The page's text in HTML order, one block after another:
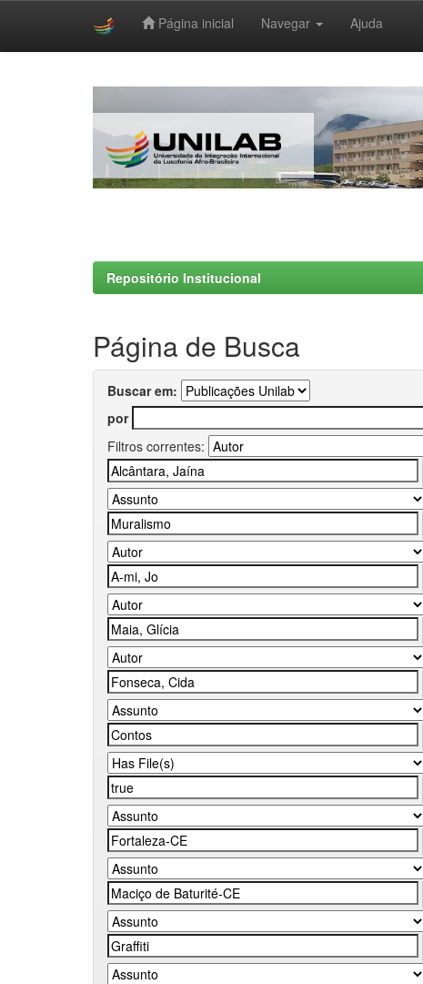
Página inicial Navegar Ajuda
Repositório Institucional
Página de Busca
Buscar em:
por
Filtros correntes: